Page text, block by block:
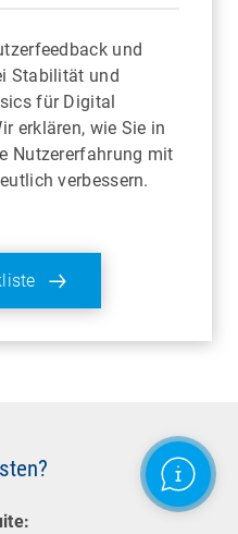
und
Stabilität und
für Digital
erklären, wie Sie in
Nutzererfahrung mit
verbessern.